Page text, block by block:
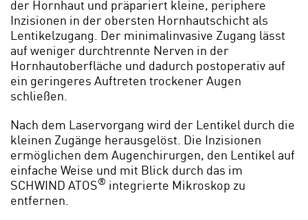
der Hornhaut und präpariert kleine, periphere
Inzisionen in der obersten Hornhautschicht als
Lentikelzugang. Der minimalinvasive Zugang lässt
auf weniger durchtrennte Nerven in der
Hornhautoberfläche und dadurch postoperativ auf
ein geringeres Auftreten trockener Augen
schließen.
Nach dem Laservorgang wird der Lentikel durch die
kleinen Zugänge herausgelöst. Die Inzisionen
ermöglichen dem Augenchirurgen, den Lentikel auf
einfache Weise und mit Blick durch das im
SCHWIND ATOS® integrierte Mikroskop zu
entfernen.